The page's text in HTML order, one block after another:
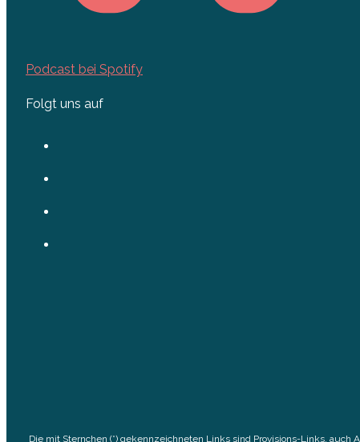
Podcast bei Spotify
Folgt uns auf
Die mit Sternchen (*) gekennzeichneten Links sind Provisions-Links,